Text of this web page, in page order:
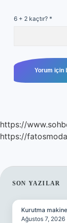
6 + 2 kaçtır? *
https://
https://
SON YAZILAR
Kurutma
Ağustos 7, 2026